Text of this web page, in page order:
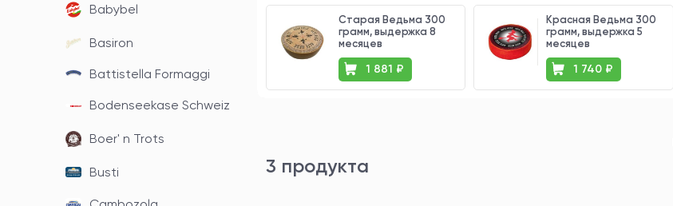
Babybel
Basiron
Battistella Formaggi
Bodenseekase Schweiz
Boer' n Trots
Busti
Старая Ведьма 300
грамм, выдержка 8
месяцев
1 881 ₽
Красная Ведьма 300
грамм, выдержка 5
месяцев
1 740 ₽
3 продукта